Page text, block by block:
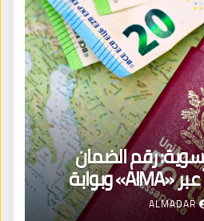
رقم الضمان
الاجتماعي تلقائياً عبر «AIMA» وبوابة
ALMADAR